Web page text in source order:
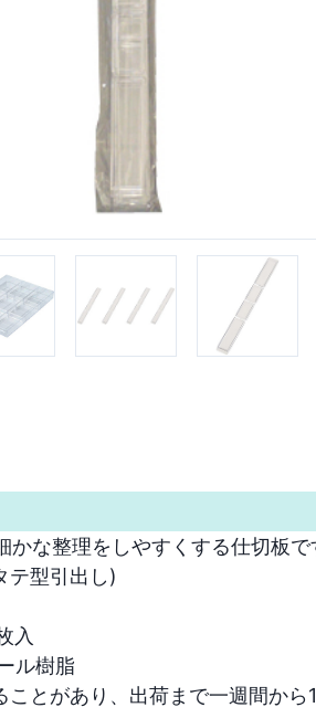
かな整理をしやすくする仕切板で
型引出し)
入
ル樹脂